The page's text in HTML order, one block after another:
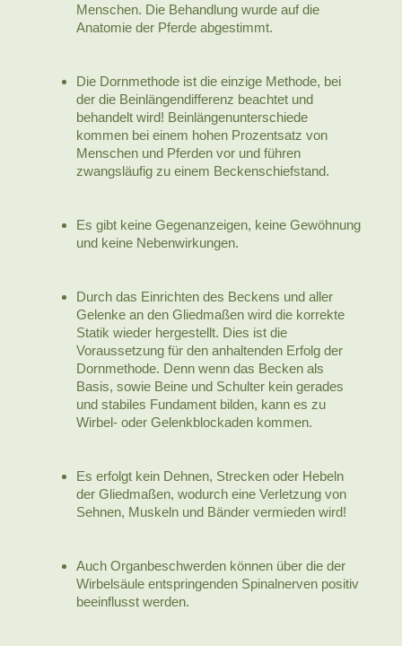
Menschen. Die Behandlung wurde auf die
Anatomie der Pferde abgestimmt.
Die Dornmethode ist die einzige Methode, bei
der die Beinlängendifferenz beachtet und
behandelt wird! Beinlängenunterschiede
kommen bei einem hohen Prozentsatz von
Menschen und Pferden vor und führen
zwangsläufig zu einem Beckenschiefstand.
Es gibt keine Gegenanzeigen, keine Gewöhnung
und keine Nebenwirkungen.
Durch das Einrichten des Beckens und aller
Gelenke an den Gliedmaßen wird die korrekte
Statik wieder hergestellt. Dies ist die
Voraussetzung für den anhaltenden Erfolg der
Dornmethode. Denn wenn das Becken als
Basis, sowie Beine und Schulter kein gerades
und stabiles Fundament bilden, kann es zu
Wirbel- oder Gelenkblockaden kommen.
Es erfolgt kein Dehnen, Strecken oder Hebeln
der Gliedmaßen, wodurch eine Verletzung von
Sehnen, Muskeln und Bänder vermieden wird!
Auch Organbeschwerden können über die der
Wirbelsäule entspringenden Spinalnerven positiv
beeinflusst werden.